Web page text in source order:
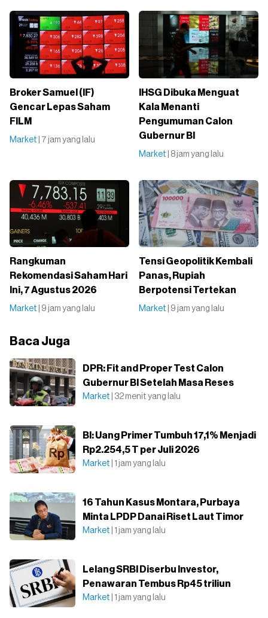
Broker Samuel (IF)
Gencar Lepas Saham
FILM
Market | 7 jam yang lalu
IHSG Dibuka Menguat
Kala Menanti
Pengumuman Calon
Gubernur BI
Market | 8 jam yang lalu
Rangkuman
Rekomendasi Saham Hari
Ini, 7 Agustus 2026
Market | 9 jam yang lalu
Tensi Geopolitik Kembali
Panas, Rupiah
Berpotensi Tertekan
Market | 9 jam yang lalu
Baca Juga
DPR: Fit and Proper Test Calon
Gubernur BI Setelah Masa Reses
Market | 32 menit yang lalu
BI: Uang Primer Tumbuh 17,1% Menjadi
Rp2.254,5 T per Juli 2026
Market | 1 jam yang lalu
16 Tahun Kasus Montara, Purbaya
Minta LPDP Danai Riset Laut Timor
Market | 1 jam yang lalu
Lelang SRBI Diserbu Investor,
Penawaran Tembus Rp45 triliun
Market | 1 jam yang lalu